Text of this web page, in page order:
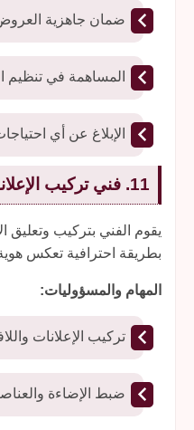
ضمان جاهزية العروض
المساهمة في تنظيم
الإبلاغ عن أي
11. فني تركيب الإعلانات الداخلية
يقوم الفني بتركيب وتعليق
بطريقة احترافية تعكس
المهام والمسؤوليات:
تركيب الإعلانات
ضبط الإضاءة